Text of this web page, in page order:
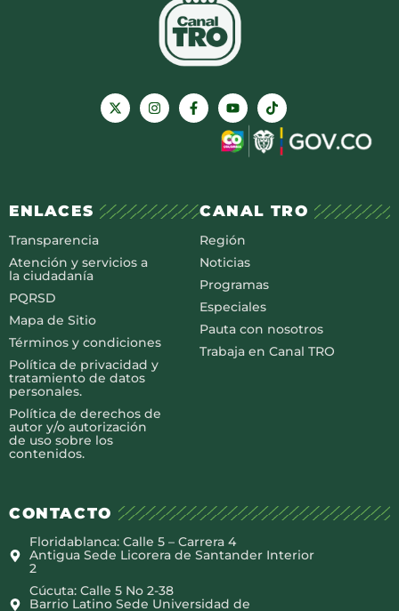
ENLACES
Transparencia
Atención y servicios a
la ciudadanía
PQRSD
Mapa de Sitio
Términos y condiciones
Política de privacidad y
tratamiento de datos
personales.
Política de derechos de
autor y/o autorización
de uso sobre los
contenidos.
CANAL TRO
Región
Noticias
Programas
Especiales
Pauta con nosotros
Trabaja en Canal TRO
CONTACTO
Floridablanca: Calle 5 – Carrera 4
Antigua Sede Licorera de Santander Interior
2
Cúcuta: Calle 5 No 2-38
Barrio Latino Sede Universidad de